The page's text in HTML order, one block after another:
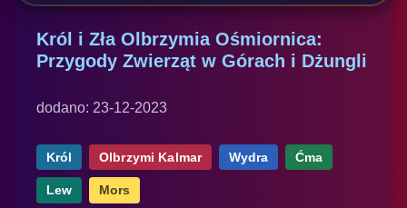
Król i Zła Olbrzymia Ośmiornica:
Przygody Zwierząt w Górach i Dżungli
dodano: 23-12-2023
Król Olbrzymi Kalmar Wydra Ćma
Lew Mors